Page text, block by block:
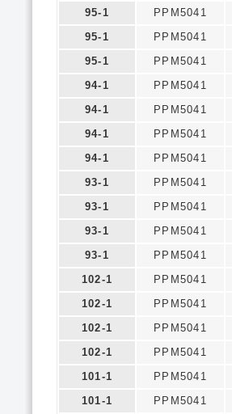
95-1
PPM5041
95-1
PPM5041
95-1
PPM5041
94-1
PPM5041
94-1
PPM5041
94-1
PPM5041
94-1
PPM5041
93-1
PPM5041
93-1
PPM5041
93-1
PPM5041
93-1
PPM5041
102-1
PPM5041
102-1
PPM5041
102-1
PPM5041
102-1
PPM5041
101-1
PPM5041
101-1
PPM5041